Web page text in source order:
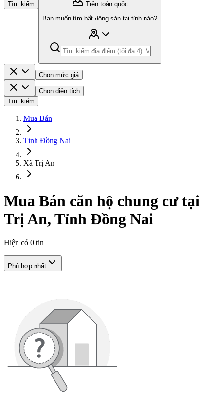
Tìm kiếm
Trên toàn quốc
Bạn muốn tìm bất động sản tại tỉnh nào?
Chọn mức giá
Chọn diện tích
Tìm kiếm
Mua Bán
Tỉnh Đồng Nai
Xã Trị An
Mua Bán căn hộ chung cư tại
Trị An, Tỉnh Đồng Nai
Hiện có 0 tin
Phù hợp nhất